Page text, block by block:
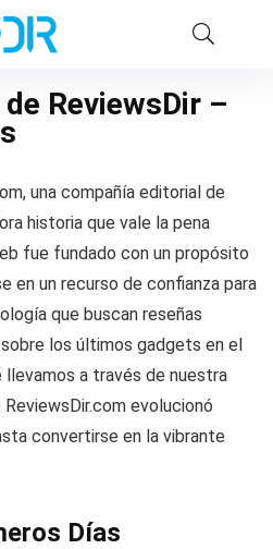
ReviewsDir –
una compañía editorial de
historia que vale la pena
fue fundado con un propósito
en un recurso de confianza para
que buscan reseñas
los últimos gadgets en el
a través de nuestra
evolucionó
convertirse en la vibrante
Días